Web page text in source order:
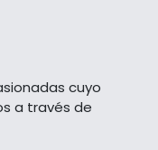
cuyo
a través de